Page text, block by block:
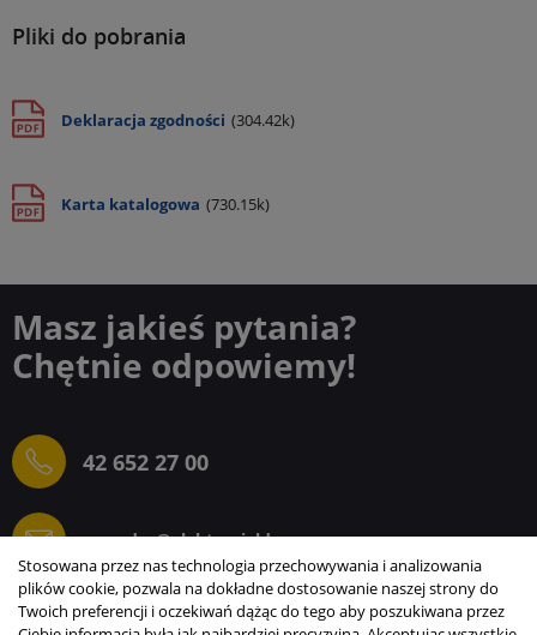
Pliki do pobrania
Deklaracja zgodności (304.42k)
Karta katalogowa (730.15k)
Masz jakieś pytania?
Chętnie odpowiemy!
42 652 27 00
sprzedaz@elektrogielda.com
Stosowana przez nas technologia przechowywania i analizowania
plików cookie, pozwala na dokładne dostosowanie naszej strony do
Twoich preferencji i oczekiwań dążąc do tego aby poszukiwana przez